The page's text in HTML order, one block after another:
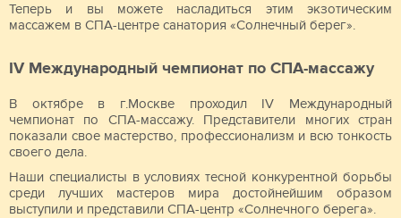
Теперь и вы можете насладиться этим экзотическим
массажем в СПА-центре санатория «Солнечный берег».
IV Международный чемпионат по СПА-массажу
В октябре в г.Москве проходил IV Международный
чемпионат по СПА-массажу. Представители многих стран
показали свое мастерство, профессионализм и всю тонкость
своего дела.
Наши специалисты в условиях тесной конкурентной борьбы
среди лучших мастеров мира достойнейшим образом
выступили и представили СПА-центр «Солнечного берега».